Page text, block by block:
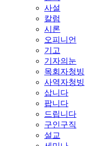
사설
칼럼
시론
오피니언
기고
기자의눈
목회자청빙
사역자청빙
삽니다
팝니다
드립니다
구인구직
설교